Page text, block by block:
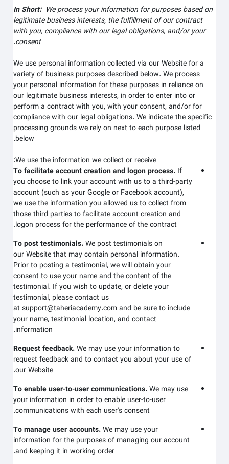
In Short:We process your information for purposes based on
legitimate business interests, the fulfillment of our contract
with you, compliance with our legal obligations, and/or your
consent.
We use personal information collected via ourWebsitefor a
variety of business purposes described below. We process
your personal information for these purposes in reliance on
our legitimate business interests, in order to enter into or
perform a contract with you, with your consent, and/or for
compliance with our legal obligations. We indicate the specific
processing grounds we rely on next to each purpose listed
below.
We use the information we collect or receive:
To facilitate account creation and logon process.
you choose to link your account with us to a third-party
account (such as your Google or Facebook account),
we use the information you allowed us to collect from
those third parties to facilitate account creation and
logon process for the performance of the contract.
To post testimonials.We post testimonials on
ourWebsitethat may contain personal information.
Prior to posting a testimonial, we will obtain your
consent to use your name and the content of the
testimonial. If you wish to update, or delete your
testimonial, please contact us
atsupport@taheriacademy.comand be sure to include
your name, testimonial location, and contact
information.
Request feedback.We may use your information to
request feedback and to contact you about your use of
ourWebsite
.
To enable user-to-user communications.We may use
your information in order to enable user-to-user
communications with each user's consent.
To manage user accounts.We may use your
information for the purposes of managing our account
and keeping it in working order.